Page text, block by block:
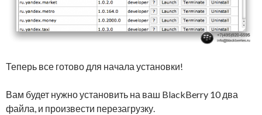
Теперь все готово для начала установки!
Вам будет нужно установить на ваш BlackBerry 10 два
файла, и произвести перезагрузку.